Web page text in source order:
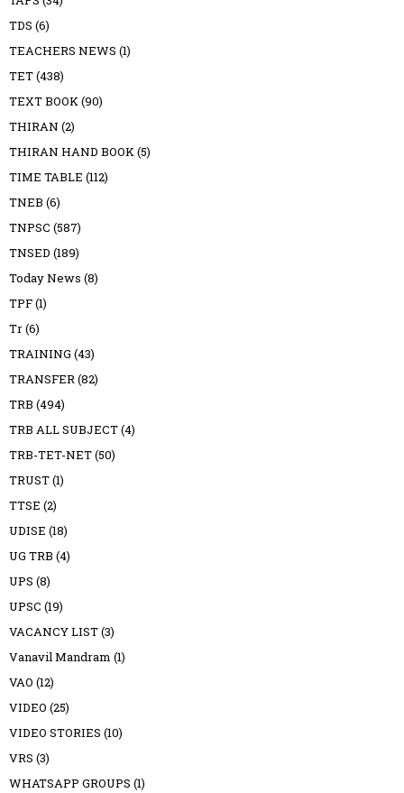
TDS (6)
TEACHERS NEWS (1)
TET(438)
TEXT BOOK(90)
THIRAN (2)
THIRAN HAND BOOK(5)
TIME TABLE (112)
TNEB (6)
TNPSC (587)
TNSED (189)
Today News (8)
TPF(1)
Tr(6)
TRAINING (43)
TRANSFER(82)
TRB (494)
TRB ALL SUBJECT(4)
TRB-TET-NET(50)
TRUST(1)
TTSE (2)
UDISE (18)
UG TRB (4)
UPS (8)
UPSC (19)
VACANCY LIST(3)
Vanavil Mandram (1)
VAO (12)
VIDEO (25)
VIDEO STORIES (10)
VRS (3)
WHATSAPP GROUPS (1)